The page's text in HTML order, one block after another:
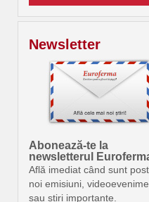
Newsletter
Abonează-te la
newsletterul
Află imediat când sunt
noi emisiuni,
sau știri importante.